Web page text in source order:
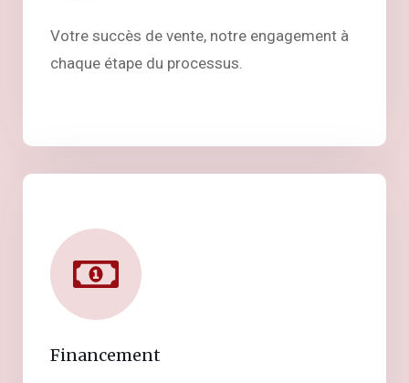
Votre succès de vente, notre engagement à
chaque étape du processus.
Financement